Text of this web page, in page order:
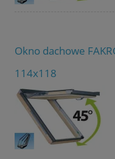
Okno dachowe
114x118